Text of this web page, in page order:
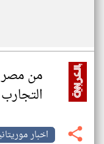
من مصر
اخبار